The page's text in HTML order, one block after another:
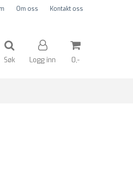
Om oss Kontakt oss
Søk Logg inn 0,-